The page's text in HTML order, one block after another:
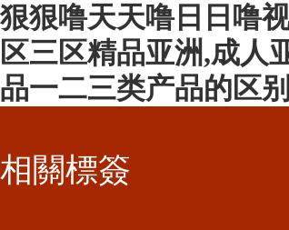
狠狠噜天天噜日日噜
区三区精品亚洲,成人
品一二三类产品的区
相關標簽